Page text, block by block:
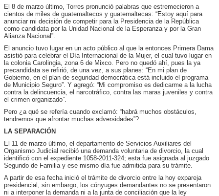
El 8 de marzo último, Torres pronunció palabras que estremecieron a
cientos de miles de guatemaltecos y guatemaltecas: “Estoy aquí para
anunciar mi decisión de competir para la Presidencia de la República
como candidata por la Unidad Nacional de la Esperanza y por la Gran
Alianza Nacional”.
El anuncio tuvo lugar en un acto público al que la entonces Primera Dama
asistió para celebrar el Día Internacional de la Mujer, el cual tuvo lugar en
la colonia Carolingia, zona 6 de Mixco. Pero no quedó ahí, pues la ya
precandidata se refirió, de una vez, a sus planes: “En mi plan de
Gobierno, en el plan de seguridad democrática está incluido el programa
de Municipio Seguro”. Y agregó: “Mi compromiso es dedicarme a la lucha
contra la delincuencia, el narcotráfico, contra las maras juveniles y contra
el crimen organizado”.
Pero ¿a qué se refería cuando exclamó: “habrá muchos obstáculos,
tendremos que afrontar muchas adversidades”?
LA SEPARACIÓN
El 11 de marzo último, el departamento de Servicios Auxiliares del
Organismo Judicial recibió una demanda voluntaria de divorcio, la cual
identificó con el expediente 1058-2011-324; esta fue asignada al juzgado
Segundo de Familia y ese mismo día fue admitida para su trámite.
A partir de esa fecha inició el trámite de divorcio entre la hoy expareja
presidencial, sin embargo, los cónyuges demandantes no se presentaron
ni a interponer la demanda ni a la junta de conciliación que la ley